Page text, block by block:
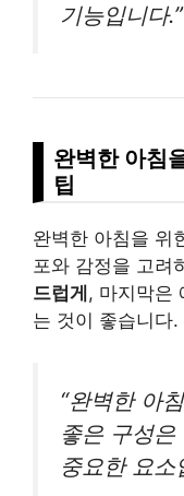
기능입니다.”
완벽한 아침
팁
완벽한 아침을 위
포와 감정을 고려
드럽게 , 마지막은
는 것이 좋습니다.
“완벽한 아
좋은 구성
중요한 요소